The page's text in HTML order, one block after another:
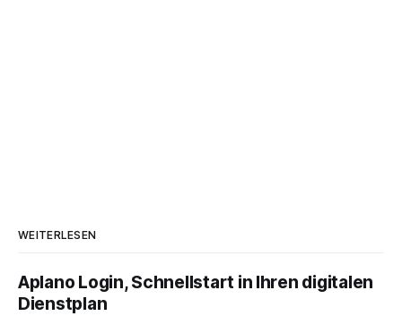
WEITERLESEN
Aplano Login, Schnellstart in Ihren digitalen
Dienstplan